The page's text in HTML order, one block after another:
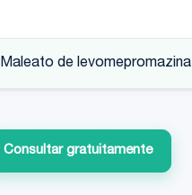
Maleato de levomepromazina
Consultar gratuitamente